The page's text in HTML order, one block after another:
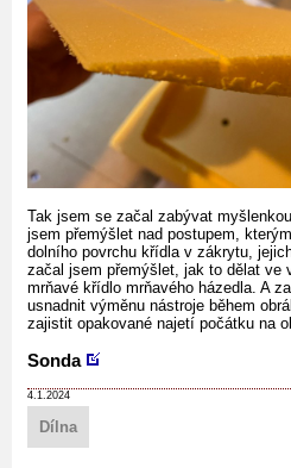
Tak jsem se začal zabývat
jsem přemýšlet nad postupem,
dolního povrchu křídla v zákrytu,
začal jsem přemýšlet, jak to dělat ve
mrňavé křídlo mrňavého házedla. A
usnadnit výměnu nástroje během
zajistit opakované najetí počátku na
Sonda
4.1.2024
Dílna